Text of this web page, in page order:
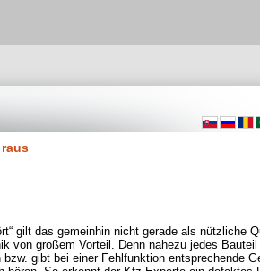
gilt das gemeinhin nicht gerade als nützliche
von großem Vorteil. Denn nahezu jedes
gibt bei einer Fehlfunktion entsprechende